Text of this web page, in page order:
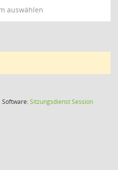
auswählen
Software:SitzungsdienstSession(Wird in